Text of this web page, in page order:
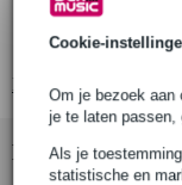
Cookie-
Om je bezoek aan
je te laten passen,
Als je
statistische en
iOS microfoon
Bekijk alle
Bekijk ook eens